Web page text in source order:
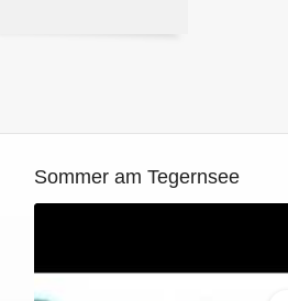
Sommer am Tegernsee